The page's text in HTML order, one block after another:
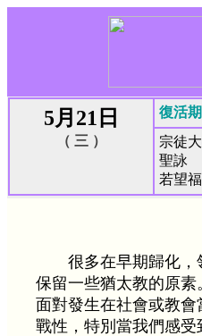
5月21日
（ 三 ）
復活
宗徒
聖詠
若望
很多在早期歸化
保留一些猶太教的原
面對發生在社會或教
戰性，特別當我們感